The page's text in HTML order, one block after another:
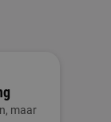
maar